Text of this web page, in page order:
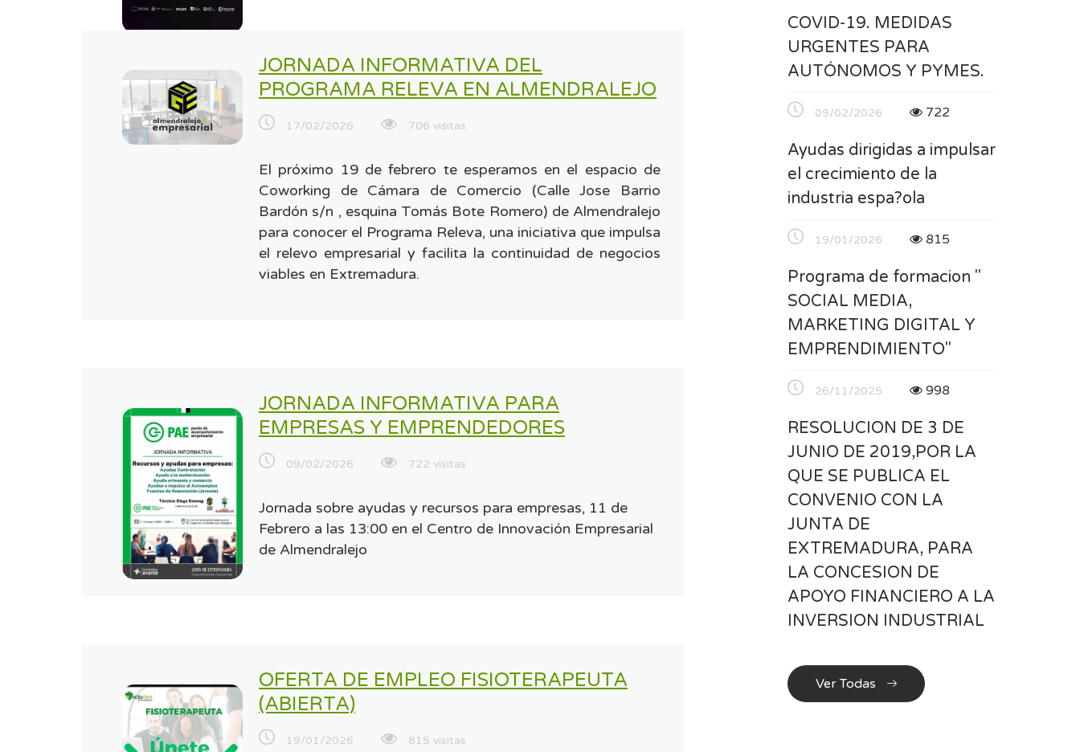
JORNADA INFORMATIVA DEL
PROGRAMA RELEVA EN ALMENDRALEJO
17/02/2026 706 visitas
El próximo 19 de febrero te esperamos en el espacio de
Coworking de Cámara de Comercio (Calle Jose Barrio
Bardón s/n , esquina Tomás Bote Romero) de Almendralejo
para conocer el Programa Releva, una iniciativa que impulsa
el relevo empresarial y facilita la continuidad de negocios
viables en Extremadura.
JORNADA INFORMATIVA PARA
EMPRESAS Y EMPRENDEDORES
09/02/2026 722 visitas
Jornada sobre ayudas y recursos para empresas, 11 de
Febrero a las 13:00 en el Centro de Innovación Empresarial
de Almendralejo
OFERTA DE EMPLEO FISIOTERAPEUTA
(ABIERTA)
19/01/2026 815 visitas
COVID-19. MEDIDAS
URGENTES PARA
AUTÓNOMOS Y PYMES.
09/02/2026 722
Ayudas dirigidas a impulsar
el crecimiento de la
industria espa?ola
19/01/2026 815
Programa de formacion "
SOCIAL MEDIA,
MARKETING DIGITAL Y
EMPRENDIMIENTO"
26/11/2025 998
RESOLUCION DE 3 DE
JUNIO DE 2019,POR LA
QUE SE PUBLICA EL
CONVENIO CON LA
JUNTA DE
EXTREMADURA, PARA
LA CONCESION DE
APOYO FINANCIERO A LA
INVERSION INDUSTRIAL
Ver Todas